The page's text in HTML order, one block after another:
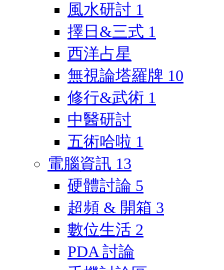
風水研討 1
擇日&三式 1
西洋占星
無視論塔羅牌 10
修行&武術 1
中醫研討
五術哈啦 1
電腦資訊 13
硬體討論 5
超頻 & 開箱 3
數位生活 2
PDA 討論